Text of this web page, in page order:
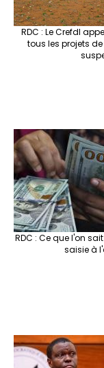
RDC : Le Crefdl
tous les projets
RDC : Ce que l'on
saisie à